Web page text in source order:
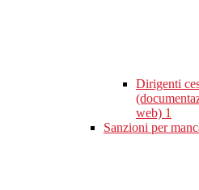
Dirigenti
web) 1
Sanzioni per